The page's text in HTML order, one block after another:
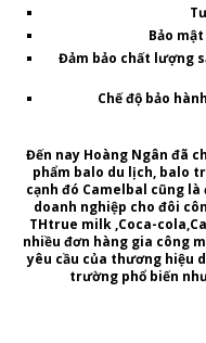
Bảo
Đảm bảo chất lượng
Chế độ bảo
Đến nay Hoàng Ngân đã
phẩm balo du lịch, balo
cạnh đó Camelbal cũng là
doanh nghiệp cho đôi
THtrue milk ,Coca-
nhiều đơn hàng gia công
yêu cầu của thương hiệu
trường phổ biến